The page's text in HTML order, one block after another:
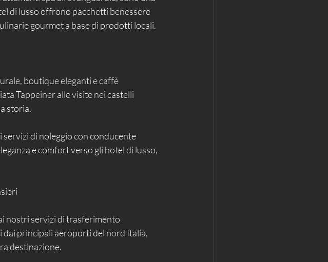
di lusso offrono pacchetti benessere
gourmet a base di prodotti locali.
boutique eleganti e caffè
Tappeiner alle visite nei castelli
storia.
di noleggio con conducente
e comfort verso gli hotel di lusso,
nostri servizi di trasferimento
principali aeroporti del nord Italia,
destinazione.